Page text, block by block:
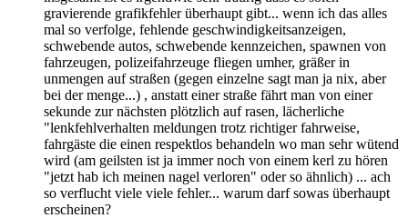
gravierende grafikfehler überhaupt gibt... wenn ich das alles
mal so verfolge, fehlende geschwindigkeitsanzeigen,
schwebende autos, schwebende kennzeichen, spawnen von
fahrzeugen, polizeifahrzeuge fliegen umher, gräßer in
unmengen auf straßen (gegen einzelne sagt man ja nix, aber
bei der menge...) , anstatt einer straße fährt man von einer
sekunde zur nächsten plötzlich auf rasen, lächerliche
"lenkfehlverhalten meldungen trotz richtiger fahrweise,
fahrgäste die einen respektlos behandeln wo man sehr wütend
wird (am geilsten ist ja immer noch von einem kerl zu hören
"jetzt hab ich meinen nagel verloren" oder so ähnlich) ... ach
so verflucht viele viele fehler... warum darf sowas überhaupt
erscheinen?